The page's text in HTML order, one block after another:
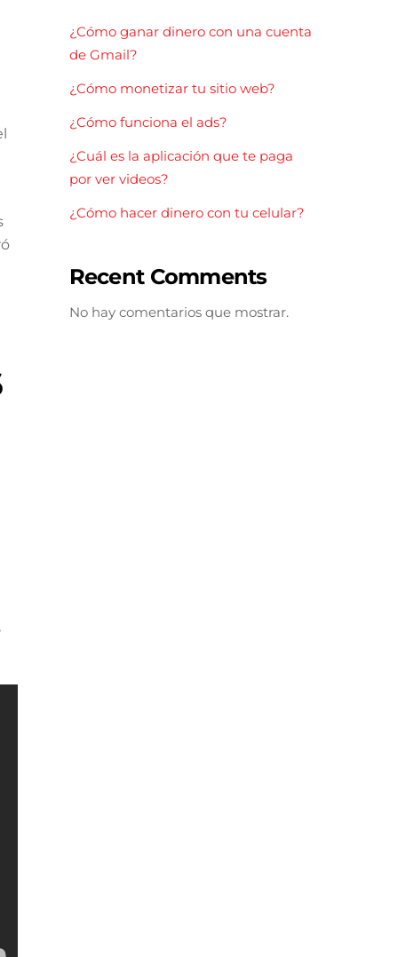
¿Cómo ganar dinero con una cuenta
de Gmail?
¿Cómo monetizar tu sitio web?
¿Cómo funciona el ads?
¿Cuál es la aplicación que te paga
por ver videos?
¿Cómo hacer dinero con tu celular?
Recent Comments
No hay comentarios que mostrar.